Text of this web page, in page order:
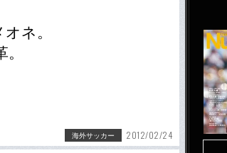
ネ。
海外サッカー 2012/02/24